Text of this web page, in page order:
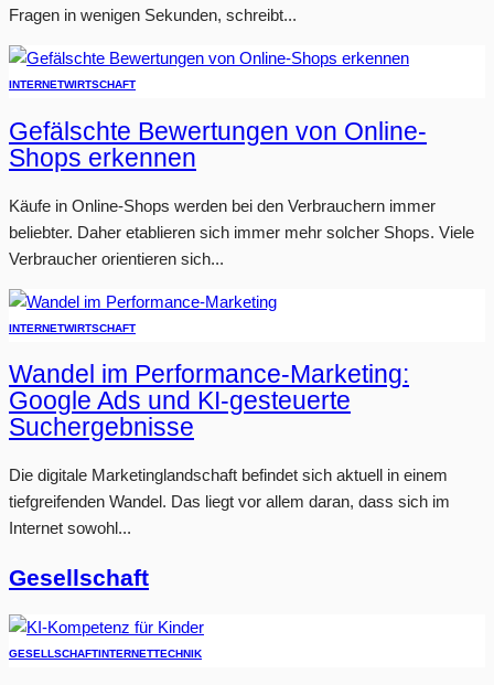
Fragen in wenigen Sekunden, schreibt...
INTERNETWIRTSCHAFT
Gefälschte Bewertungen von Online-
Shops erkennen
Käufe in Online-Shops werden bei den Verbrauchern immer
beliebter. Daher etablieren sich immer mehr solcher Shops. Viele
Verbraucher orientieren sich...
INTERNETWIRTSCHAFT
Wandel im Performance-Marketing:
Google Ads und KI-gesteuerte
Suchergebnisse
Die digitale Marketinglandschaft befindet sich aktuell in einem
tiefgreifenden Wandel. Das liegt vor allem daran, dass sich im
Internet sowohl...
Gesellschaft
GESELLSCHAFTINTERNETTECHNIK